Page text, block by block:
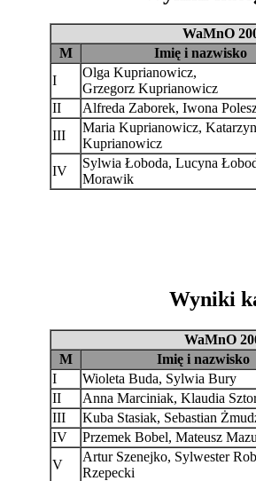
WaMnO
M
Imię i nazwisko
I
Olga Kuprianowicz,
Grzegorz Kuprianowicz
II
Alfreda Zaborek, Iwona
III
Maria Kuprianowicz,
Kuprianowicz
IV
Sylwia Łoboda, Lucyna
Morawik
Wyniki
WaMnO
M
Imię i nazwisko
I
Wioleta Buda, Sylwia Bury
II
Anna Marciniak, Klaudia
III
Kuba Stasiak, Sebastian
IV
Przemek Bobel, Mateusz
V
Artur Szenejko, Sylwester
Rzepecki